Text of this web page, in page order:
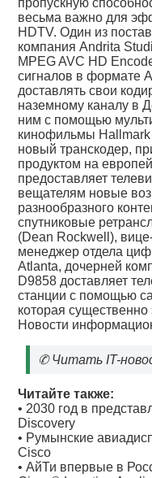
пропускную
весьма важно для
HDTV. Один из
компания Andrita
MPEG AVC HD
сигналов в формате
доставлять свои
наземному каналу в
ним с помощью
кинофильмы
новый транскодер,
продуктом на
предоставляет
вещателям новые
разнообразного
спутниковые
(Dean Rockwell),
менеджер отдела
Atlanta, дочерней
D9858 доставляет
станции с помощью
которая
Новости
✆Читать IT-
Читайте также:
• 2030 год в
Discovery
• Румынские
Cisco
•АйТи впервые в